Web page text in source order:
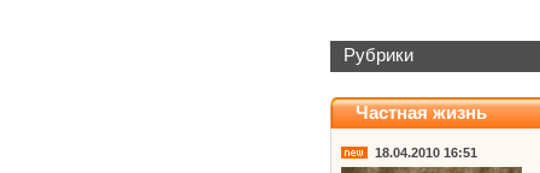
Рубрики
Частная жизнь
18.04.2010 16:51